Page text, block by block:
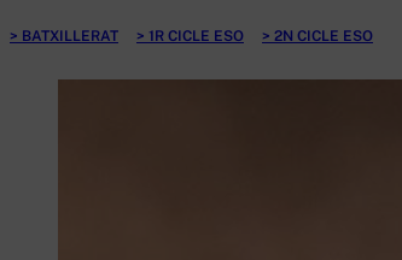
BATXILLERAT 1R CICLE ESO 2N CICLE ESO